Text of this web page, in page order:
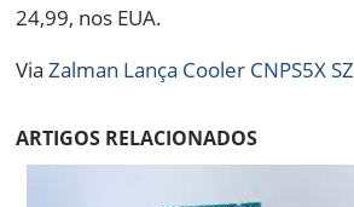
24,99, nos EUA.
ViaZalman Lança Cooler CNPS5X SZ
ARTIGOS RELACIONADOS